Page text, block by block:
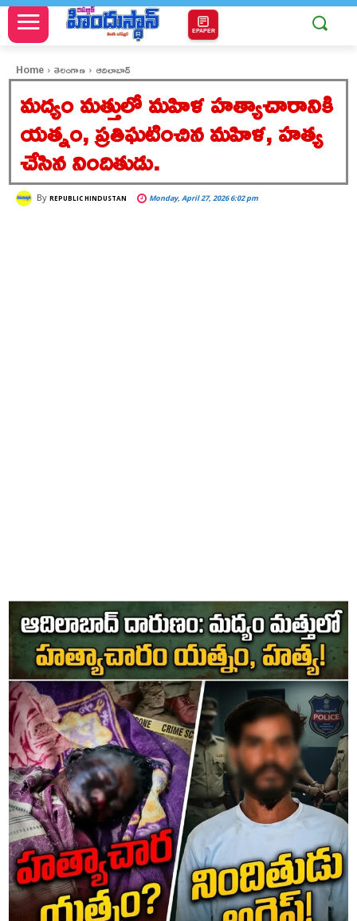
EPAPER
Home తెలంగాణ ఆదిలాబాద్
మద్యం మత్తులో మహిళ హత్యాచారానికి
యత్నం, ప్రతిఘటించిన మహిళ, హత్య
చేసిన నిందితుడు.
By REPUBLIC HINDUSTAN Monday, April 27, 2026 6:02 pm